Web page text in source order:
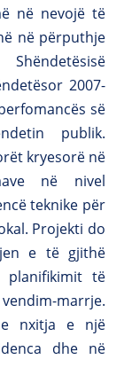
në nevojë të
në përputhje
2007-
së
publik.
kryesorë në
në nivel
teknike për
Projekti do
e të gjithë
planifikimit të
marrje.
nxitja e një
dhe në